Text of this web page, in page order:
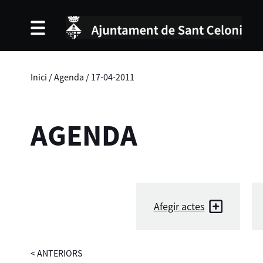
Inici /Agenda / 17-04-2011
AGENDA
Afegir actes
<ANTERIORS